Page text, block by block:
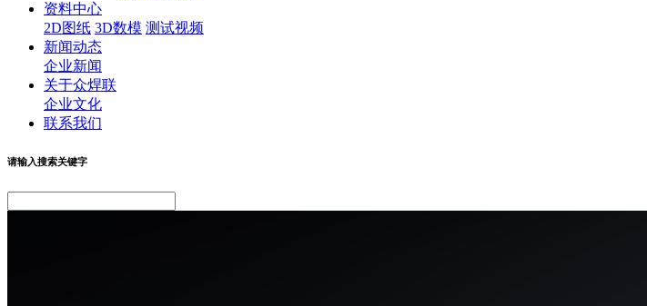
资料中心
2D图纸 3D数模 测试视频
新闻动态
企业新闻
关于众焊联
企业文化
联系我们
请输入搜索关键字